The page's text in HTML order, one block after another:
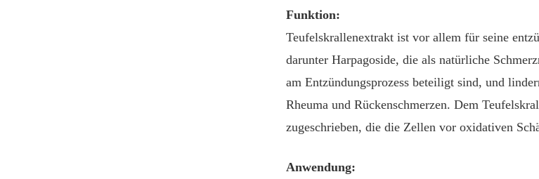
Funktion:
Teufelskrallenextrakt ist vor allem für seine
darunter Harpagoside, die als natürliche
am Entzündungsprozess beteiligt sind, und
Rheuma und Rückenschmerzen. Dem
zugeschrieben, die die Zellen vor oxidativen
Anwendung: